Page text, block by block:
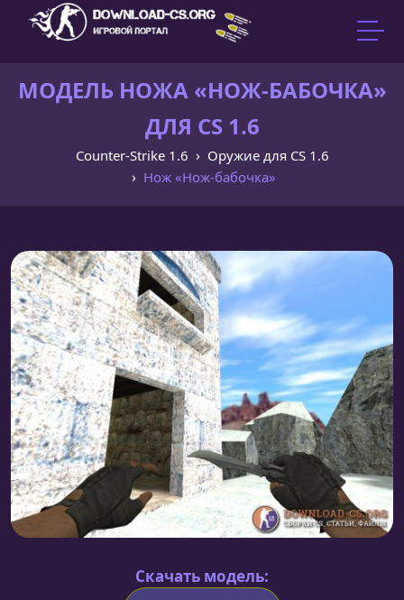
МОДЕЛЬ НОЖА «НОЖ-БАБОЧКА»
ДЛЯ CS 1.6
Counter-Strike 1.6
Оружие для CS 1.6
Нож «Нож-бабочка»
Скачать модель: